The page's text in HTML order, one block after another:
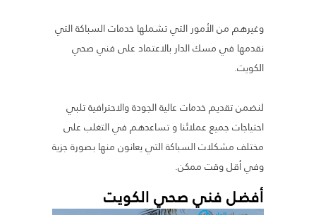
وغيرهم من الأمور التي تشملها خدمات السباكة التي
نقدمها في مسك الدار بالاعتماد على فني صحي
الكويت.
لنضمن تقديم خدمات عالية الجودة والاحترافية تلبي
احتياجات جميع عملائنا و تساعدهم في التغلب على
مختلف مشكلات السباكة التي يعانون منها بصورة جزية
وفي أقل وقت ممكن.
أفضل فني صحي الكويت